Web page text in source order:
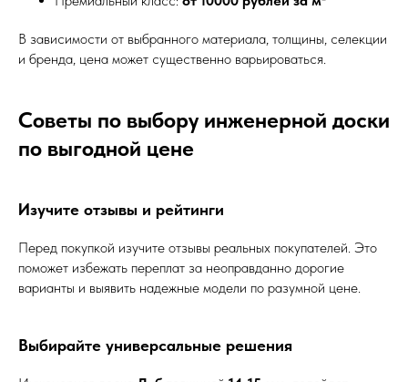
В зависимости от выбранного материала, толщины, селекции
и бренда, цена может существенно варьироваться.
Советы по выбору инженерной доски
по выгодной цене
Изучите отзывы и рейтинги
Перед покупкой изучите отзывы реальных покупателей. Это
поможет избежать переплат за неоправданно дорогие
варианты и выявить надежные модели по разумной цене.
Выбирайте универсальные решения